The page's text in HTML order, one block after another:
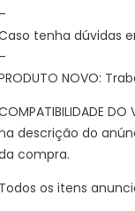
–
tenha dúvidas
–
NOVO:
descrição do
compra.
Todos os itens